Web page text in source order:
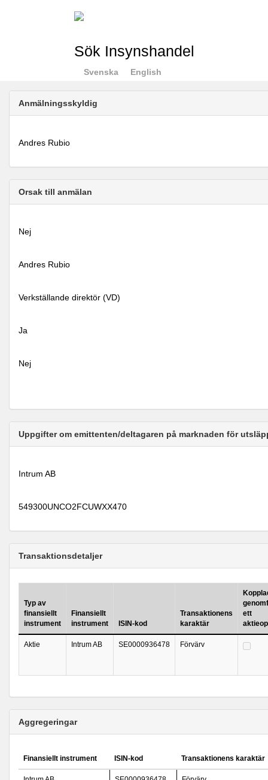
Sök Insynshandel
Svenska English
Anmälningsskyldig
Andres Rubio
Orsak till anmälan
Nej
Andres Rubio
Verkställande direktör (VD)
Ja
Nej
Uppgifter om emittenten/deltagaren på marknaden för
Intrum AB
549300UNCO2FCUWXX470
Transaktionsdetaljer
Typ av
finansiellt
instrument
Finansiellt
instrument
ISIN-kod
Transaktionens
karaktär
ett
Aktie Intrum AB SE0000936478 Förvärv
Aggregeringar
Finansiellt instrument ISIN-kod Transaktionens karaktär